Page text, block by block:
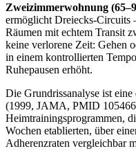
Zweizimmerwohnung
ermöglicht Dreiecks-Circuits
Räumen mit echtem Transit
keine verlorene Zeit: Gehen
in einem kontrollierten
Ruhepausen erhöht.
Die Grundrissanalyse ist
(1999, JAMA, PMID
Heimtrainingsprogrammen,
Wochen etablierten, über
Adherenzraten vergleichbar